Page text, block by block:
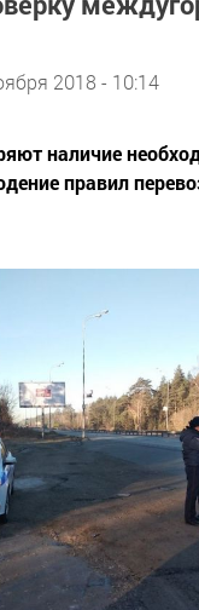
2018 - 10:14
наличие
правил